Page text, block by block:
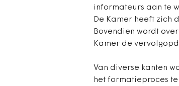
informateurs aan te
De Kamer heeft zich
Bovendien wordt
Kamer de
Van diverse kanten
het formatieproces